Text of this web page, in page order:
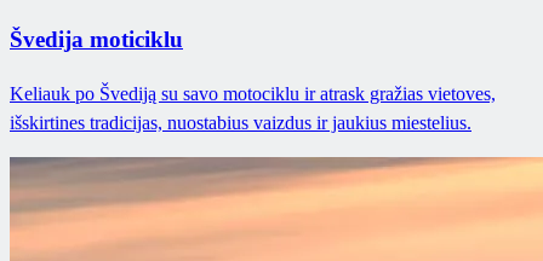
Švedija moticiklu
Keliauk po Švediją su savo motociklu ir atrask gražias vietoves,
išskirtines tradicijas, nuostabius vaizdus ir jaukius miestelius.